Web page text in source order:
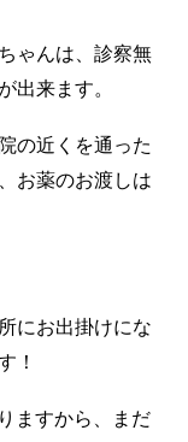
ゃんは、診察無
出来ます。
の近くを通った
お薬のお渡しは
にお出掛けにな
！
ますから、まだ